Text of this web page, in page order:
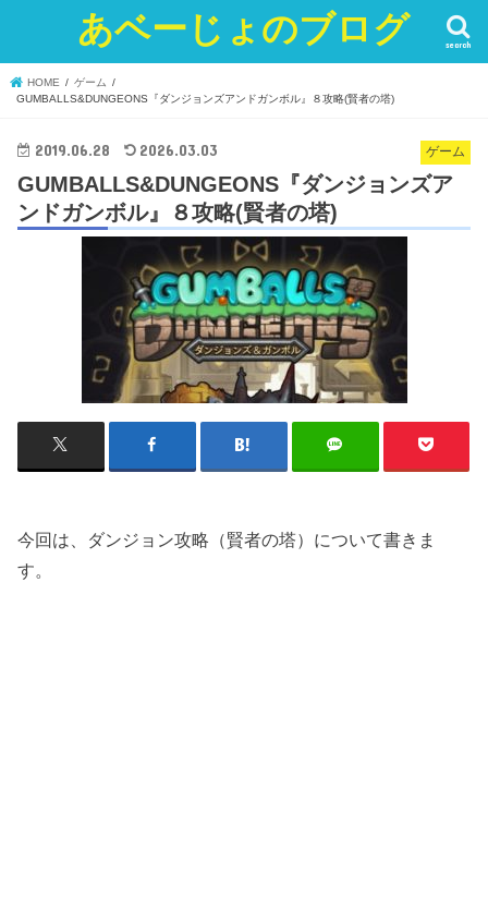
あベーじょのブログ search
HOME
ゲーム
GUMBALLS&DUNGEONS『ダンジョンズアンドガンボル』８攻略(賢者の塔)
ゲーム
2019.06.28 2026.03.03
GUMBALLS&DUNGEONS『ダンジョンズア
ンドガンボル』８攻略(賢者の塔)
今回は、ダンジョン攻略（賢者の塔）について書きま
す。